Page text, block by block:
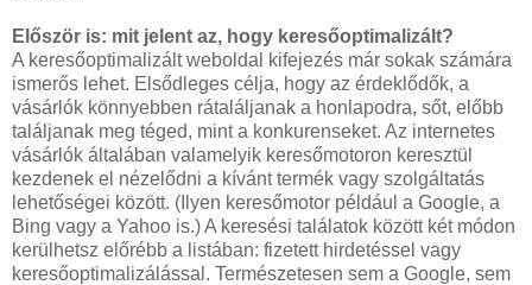
Először is: mit jelent az, hogy keresőoptimalizált?
A keresőoptimalizált weboldal kifejezés már sokak számára
ismerős lehet. Elsődleges célja, hogy az érdeklődők, a
vásárlók könnyebben rátaláljanak a honlapodra, sőt, előbb
találjanak meg téged, mint a konkurenseket. Az internetes
vásárlók általában valamelyik keresőmotoron keresztül
kezdenek el nézelődni a kívánt termék vagy szolgáltatás
lehetőségei között. (Ilyen keresőmotor például a Google, a
Bing vagy a Yahoo is.) A keresési találatok között két módon
kerülhetsz előrébb a listában: fizetett hirdetéssel vagy
keresőoptimalizálással. Természetesen sem a Google, sem